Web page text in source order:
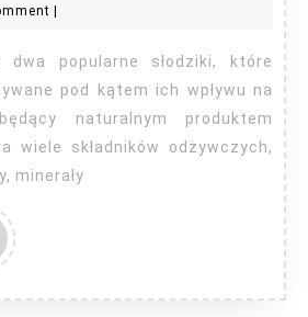
pod kątem ich wpływu na
naturalnym produktem
wiele składników odżywczych,
minerały